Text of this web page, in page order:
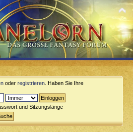
oder registrieren . Haben Sie Ihre
und Sitzungslänge